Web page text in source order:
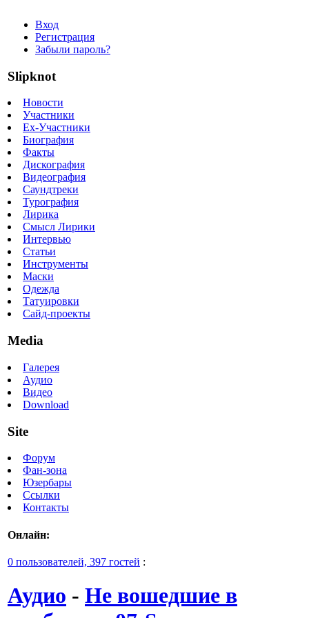
Вход
Регистрация
Забыли пароль?
Slipknot
Новости
Участники
Ex-Участники
Биография
Факты
Дискография
Видеография
Саундтреки
Турография
Лирика
Смысл Лирики
Интервью
Статьи
Инструменты
Маски
Одежда
Татуировки
Сайд-проекты
Media
Галерея
Аудио
Видео
Download
Site
Форум
Фан-зона
Юзербары
Ссылки
Контакты
Онлайн:
0 пользователей, 397 гостей :
Аудио - Не вошедшие в